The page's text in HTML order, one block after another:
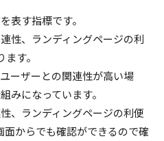
表す指標です。
性、ランディングページの利
す。
ーザーとの関連性が高い場
みになっています。
、ランディングページの利便
からでも確認ができるので確